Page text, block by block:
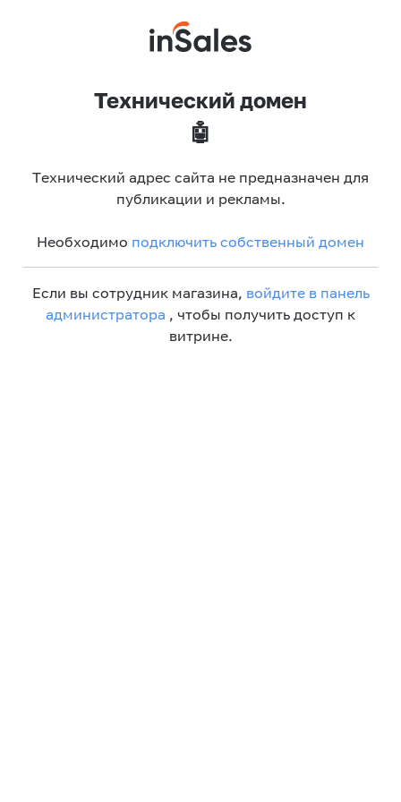
Технический домен
🤖
Технический адрес сайта не предназначен для
публикации и рекламы.
Необходимо подключить собственный домен
Если вы сотрудник магазина, войдите в панель
администратора , чтобы получить доступ к
витрине.